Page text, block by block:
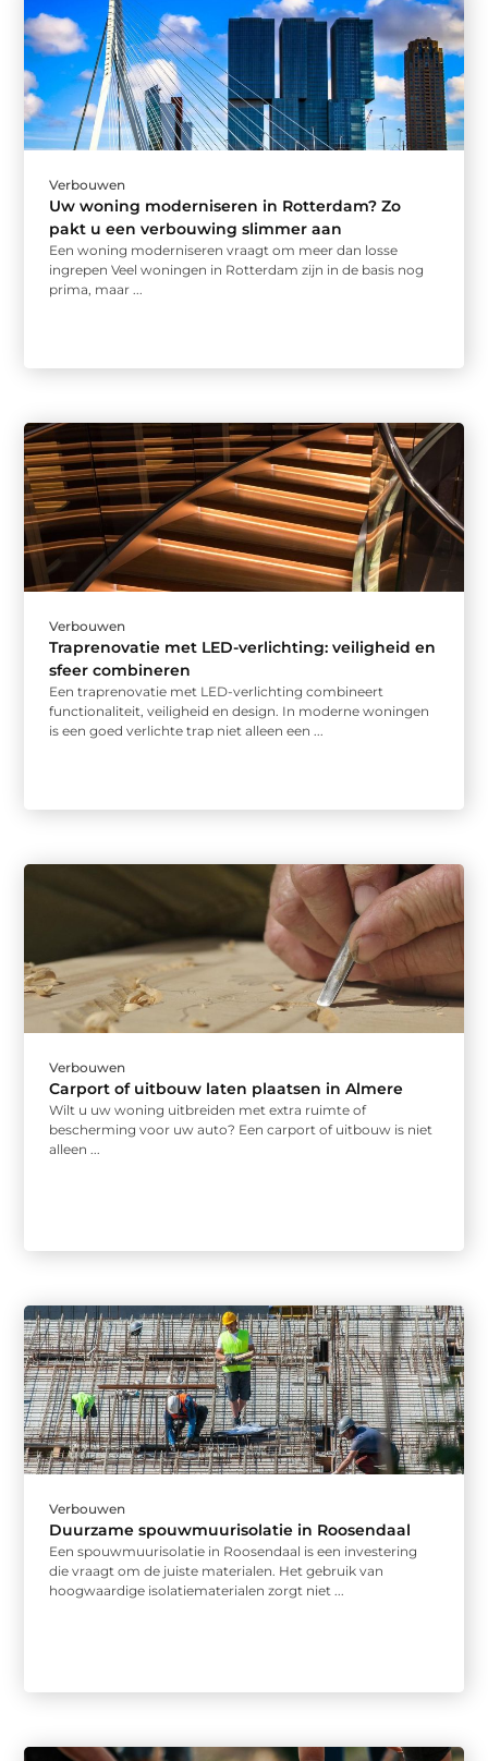
Verbouwen
Uw woning moderniseren in Rotterdam? Zo
pakt u een verbouwing slimmer aan
Een woning moderniseren vraagt om meer dan losse
ingrepen Veel woningen in Rotterdam zijn in de basis nog
prima, maar ...
Verbouwen
Traprenovatie met LED-verlichting: veiligheid en
sfeer combineren
Een traprenovatie met LED-verlichting combineert
functionaliteit, veiligheid en design. In moderne woningen
is een goed verlichte trap niet alleen een ...
Verbouwen
Carport of uitbouw laten plaatsen in Almere
Wilt u uw woning uitbreiden met extra ruimte of
bescherming voor uw auto? Een carport of uitbouw is niet
alleen ...
Verbouwen
Duurzame spouwmuurisolatie in Roosendaal
Een spouwmuurisolatie in Roosendaal is een investering
die vraagt om de juiste materialen. Het gebruik van
hoogwaardige isolatiematerialen zorgt niet ...